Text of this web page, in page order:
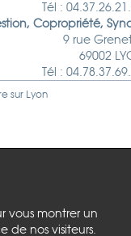
Tél :
Copropriété,
9 rue
69002
Tél :
sur Lyon
vous montrer un
nos visiteurs.